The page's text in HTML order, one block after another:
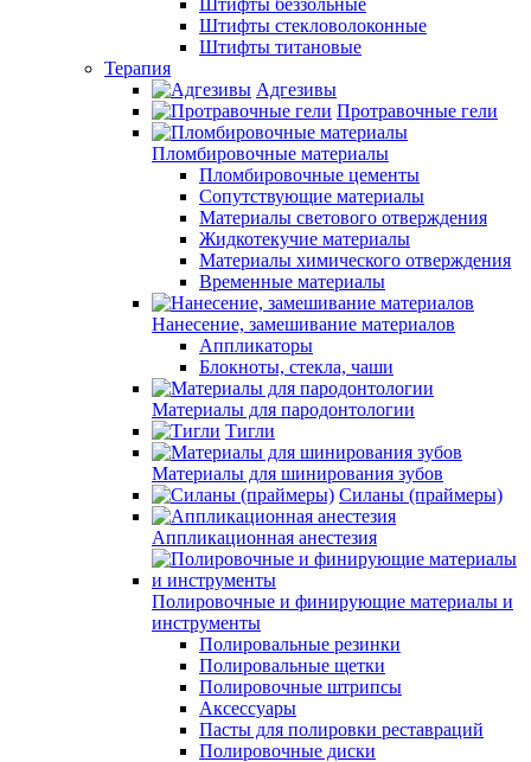
Штифты беззольные
Штифты стекловолоконные
Штифты титановые
Терапия
Адгезивы
Протравочные гели
Пломбировочные материалы
Пломбировочные цементы
Сопутствующие материалы
Материалы светового отверждения
Жидкотекучие материалы
Материалы химического отверждения
Временные материалы
Нанесение, замешивание материалов
Аппликаторы
Блокноты, стекла, чаши
Материалы для пародонтологии
Тигли
Материалы для шинирования зубов
Силаны (праймеры)
Аппликационная анестезия
Полировочные и финирующие материалы и
инструменты
Полировальные резинки
Полировальные щетки
Полировочные штрипсы
Аксессуары
Пасты для полировки реставраций
Полировочные диски